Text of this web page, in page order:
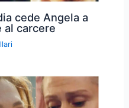
cede Angela a
al carcere